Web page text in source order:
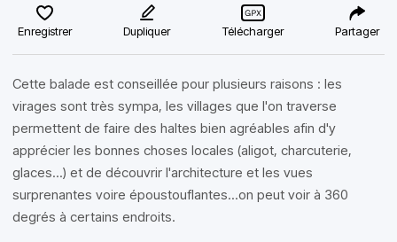
Enregistrer Dupliquer Télécharger Partager
Cette balade est conseillée pour plusieurs raisons : les
virages sont très sympa, les villages que l'on traverse
permettent de faire des haltes bien agréables afin d'y
apprécier les bonnes choses locales (aligot, charcuterie,
glaces...) et de découvrir l'architecture et les vues
surprenantes voire époustouflantes...on peut voir à 360
degrés à certains endroits.